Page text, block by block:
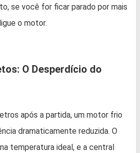
se você for ficar parado por mais
o motor.
O Desperdício do
após a partida, um motor frio
dramaticamente reduzida. O
temperatura ideal, e a central